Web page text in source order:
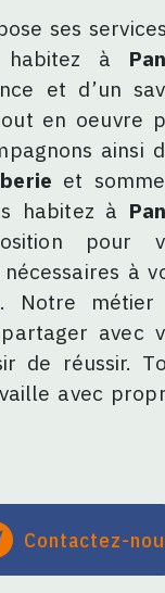
ses
à
et d’un
en oeuvre
ainsi
et
habitez à
pour
à
. Notre métier
avec
de réussir.
avec
Contactez-